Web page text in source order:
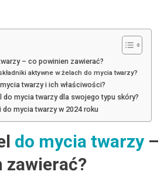
– co powinien zawierać?
aktywne w żelach do mycia twarzy?
twarzy i ich właściwości?
do mycia twarzy dla swojego typu skóry?
do mycia twarzy w 2024 roku
do mycia twarzy–
zawierać?